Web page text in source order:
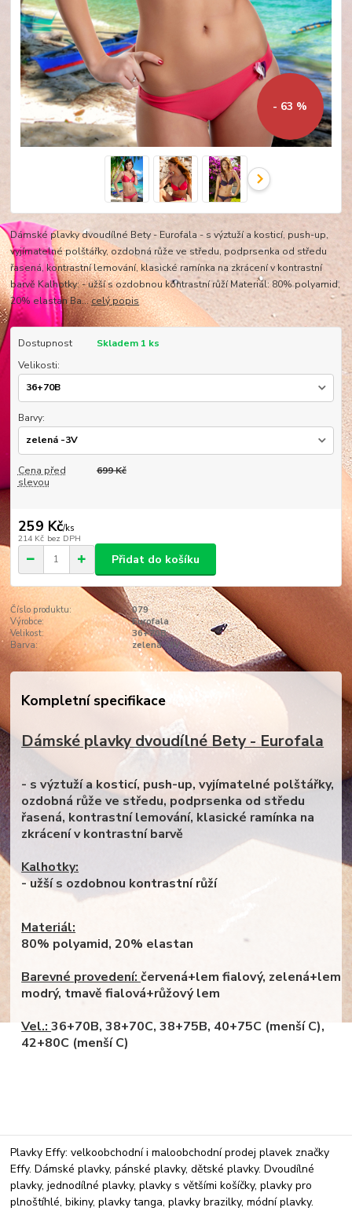
- 63 %
Dámské plavky dvoudílné Bety - Eurofala - s výztuží a kosticí, push-up,
vyjímatelné polštářky, ozdobná růže ve středu, podprsenka od středu
řasená, kontrastní lemování, klasické ramínka na zkrácení v kontrastní
barvě Kalhotky: - užší s ozdobnou kontrastní růží Materiál: 80% polyamid,
20% elastan Ba...celý popis
Dostupnost
Skladem 1 ks
Velikosti:
Barvy:
Cena před
slevou
699 Kč
259 Kč/ks
214 Kč bez DPH
Přidat do košíku
Číslo produktu:
079
Výrobce:
Eurofala
Velikost:
36+70B
Barva:
zelená -3V
Kompletní specifikace
Dámské plavky dvoudílné Bety - Eurofala
- s výztuží a kosticí, push-up, vyjímatelné polštářky,
ozdobná růže ve středu, podprsenka od středu
řasená, kontrastní lemování, klasické ramínka na
zkrácení v kontrastní barvě
Kalhotky:
- užší s ozdobnou kontrastní růží
Materiál:
80% polyamid, 20% elastan
Barevné provedení:červená+lem fialový, zelená+lem
modrý, tmavě fialová+růžový lem
Vel.:36+70B, 38+70C, 38+75B, 40+75C (menší C),
42+80C (menší C)
Plavky Effy: velkoobchodní i maloobchodní prodej plavek značky
Effy. Dámské plavky, pánské plavky, dětské plavky. Dvoudílné
plavky, jednodílné plavky, plavky s většími košíčky, plavky pro
plnoštíhlé, bikiny, plavky tanga, plavky brazilky, módní plavky.